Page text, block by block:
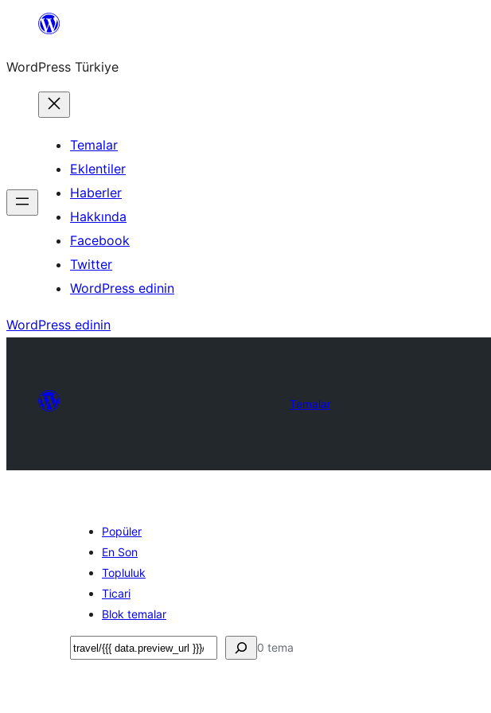
İçeriğe
WordPress Türkiye
Temalar
Eklentiler
Haberler
Hakkında
Facebook
Twitter
WordPress edinin
WordPress edinin
Temalar
Popüler
En Son
Topluluk
Ticari
Blok temalar
Ara 0 tema